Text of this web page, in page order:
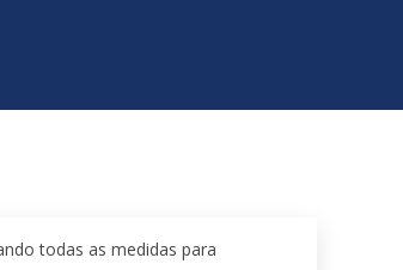
todas as medidas para